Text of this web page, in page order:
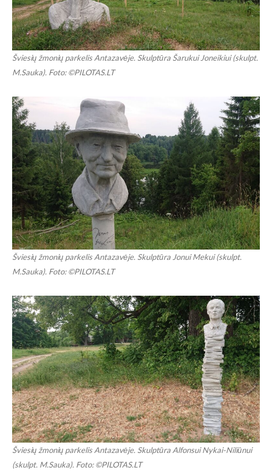
Šviesių žmonių parkelis Antazavėje. Skulptūra Šarukui Joneikiui (skulpt.
M.Sauka). Foto: ©PILOTAS.LT
Šviesių žmonių parkelis Antazavėje. Skulptūra Jonui Mekui (skulpt.
M.Sauka). Foto: ©PILOTAS.LT
Šviesių žmonių parkelis Antazavėje. Skulptūra Alfonsui Nykai-Niliūnui
(skulpt. M.Sauka). Foto: ©PILOTAS.LT